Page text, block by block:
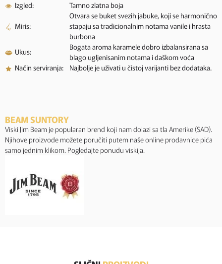
Izgled:
Tamno zlatna boja
Miris:
Otvara se buket svezih jabuke, koji se harmonično
stapaju sa tradicionalnim notama vanile i hrasta
burbona
Ukus:
Bogata aroma karamele dobro izbalansirana sa
blago ugljenisanim notama i daškom voća
Način serviranja:
Najbolje je uživati u čistoj varijanti bez dodataka.
BEAM SUNTORY
Viski Jim Beam je popularan brend koji nam dolazi sa tla Amerike (SAD).
Njihove proizvode možete poručiti putem naše online prodavnice pića
samo jednim klikom. Pogledajte ponudu viskija.